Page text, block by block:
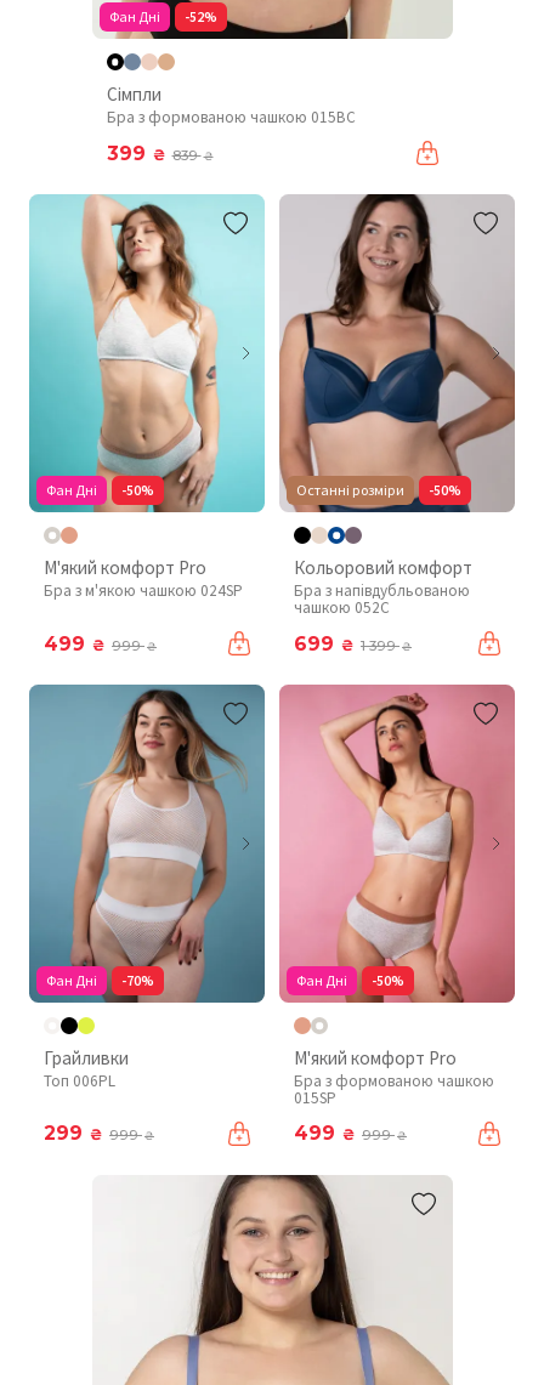
Фан Дні -52%
Сімпли
Бра з формованою чашкою 015BC
399 ₴ 839₴
Фан Дні -50%
М'який комфорт Pro
Бра з м'якою чашкою 024SP
499 ₴ 999₴
Останні розміри -50%
Кольоровий комфорт
Бра з напівдубльованою
чашкою 052C
699 ₴ 1 399₴
Фан Дні -70%
Грайливки
Топ 006PL
299 ₴ 999₴
Фан Дні -50%
М'який комфорт Pro
Бра з формованою чашкою
015SP
499 ₴ 999₴